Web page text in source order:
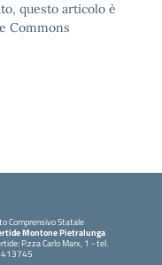
questo articolo è
Commons
Comprensivo Statale
Montone Pietralunga
P.zza Carlo Marx, 1 - tel.